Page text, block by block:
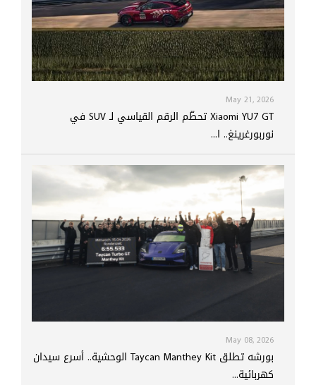
May 21, 2026
Xiaomi YU7 GT تحطّم الرقم القياسي لـ SUV في
نوربورغرينغ.. ا...
May 08, 2026
بورشه تطلق Taycan Manthey Kit الوحشية.. أسرع سيدان
كهربائية...